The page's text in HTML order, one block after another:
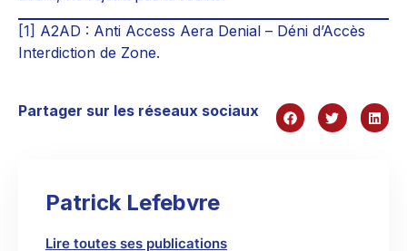
[1] A2AD : Anti Access Aera Denial – Déni d’Accès
Interdiction de Zone.
Partager sur les réseaux sociaux
Patrick Lefebvre
Lire toutes ses publications